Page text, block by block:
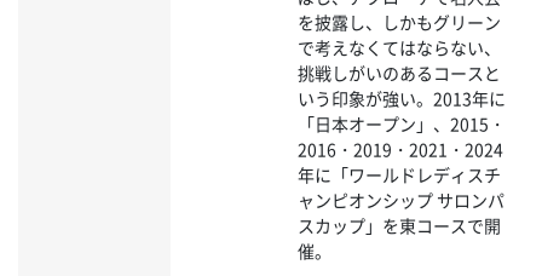
を披露し、しかもグリーン
で考えなくてはならない、
挑戦しがいのあるコースと
いう印象が強い。2013年に
「日本オープン」、2015・
2016・2019・2021・2024
年に「ワールドレディスチ
ャンピオンシップ サロンパ
スカップ」を東コースで開
催。